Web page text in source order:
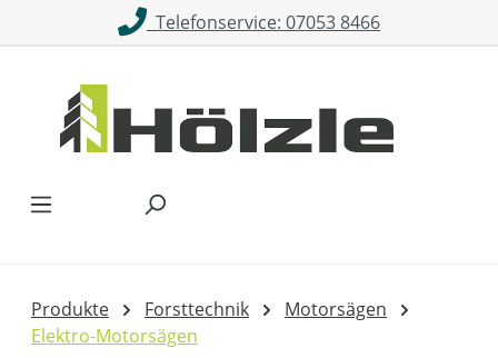
Zum Hauptinhalt springenTelefonservice: 07053 8466
Produkte Forsttechnik
Motorsägen
Elektro-Motorsägen